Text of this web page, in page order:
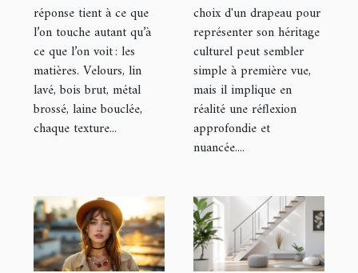
réponse tient à ce que
l’on touche autant qu’à
ce que l’on voit : les
matières. Velours, lin
lavé, bois brut, métal
brossé, laine bouclée,
chaque texture...
choix d'un drapeau pour
représenter son héritage
culturel peut sembler
simple à première vue,
mais il implique en
réalité une réflexion
approfondie et
nuancée....